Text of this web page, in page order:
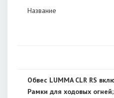
Название
Обвес LUMMA CLR RS
Рамки для ходовых